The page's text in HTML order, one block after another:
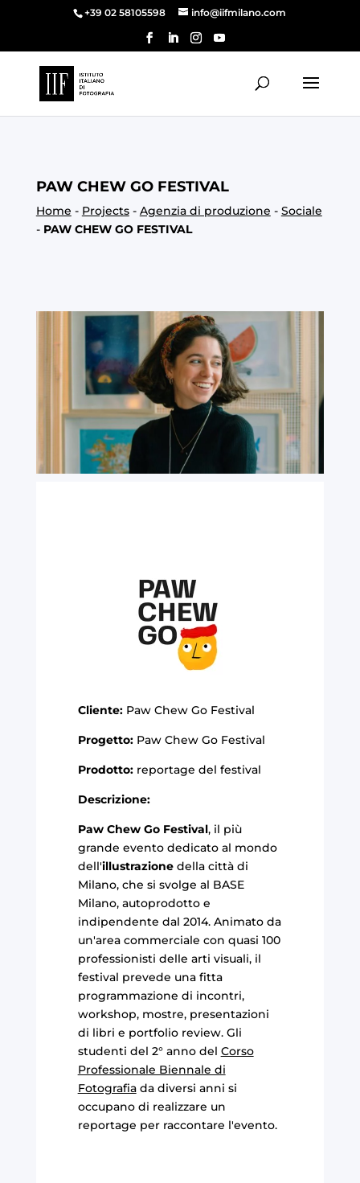
+39 02 58105598 info@iifmilano.com
PAW CHEW GO FESTIVAL
Home - Projects- Agenzia di produzione - Sociale
- PAW CHEW GO FESTIVAL
Cliente: Paw Chew Go Festival
Progetto: Paw Chew Go Festival
Prodotto: reportage del festival
Descrizione:
Paw Chew Go Festival, il più
grande evento dedicato al mondo
dell'illustrazionedella città di
Milano, che si svolge al BASE
Milano, autoprodotto e
indipendente dal 2014. Animato da
un'area commerciale con quasi 100
professionisti delle arti visuali, il
festival prevede una fitta
programmazione di incontri,
workshop, mostre, presentazioni
di libri e portfolio review. Gli
studenti del 2° anno del Corso
Professionale Biennale di
Fotografiada diversi anni si
occupano di realizzare un
reportage per raccontare l'evento.